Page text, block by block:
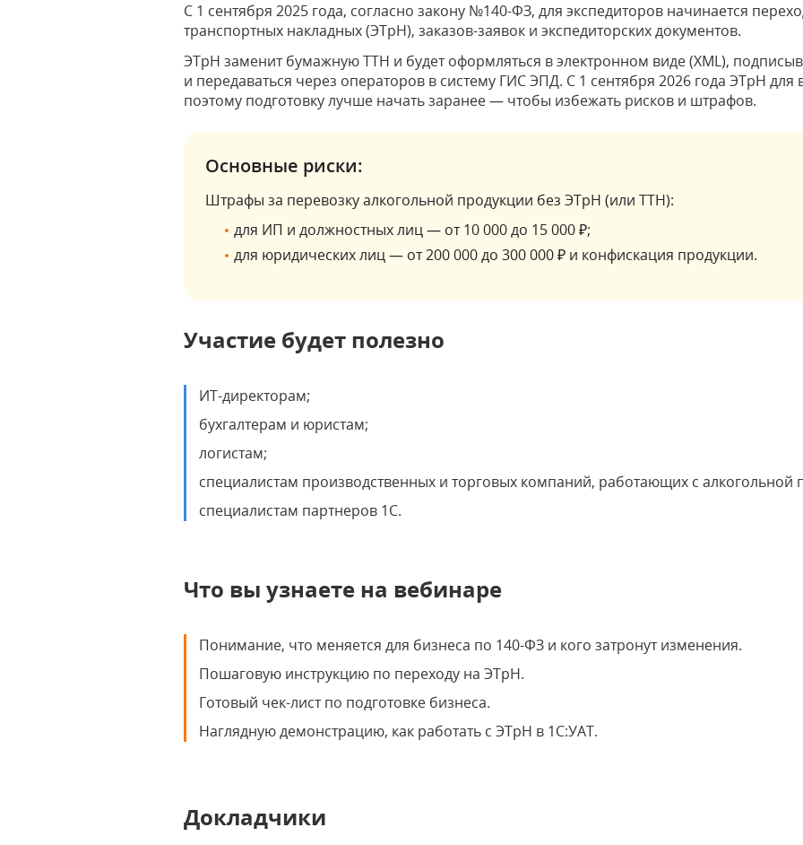
С 1 сентября 2025 года, согласно закону №140-ФЗ, для экспедиторов начинается
транспортных накладных (ЭТрН), заказов-заявок и экспедиторских документов.
ЭТрН заменит бумажную ТТН и будет оформляться в электронном виде (XML),
и передаваться через операторов в систему ГИС ЭПД. С 1 сентября 2026 года ЭТрН для
поэтому подготовку лучше начать заранее — чтобы избежать рисков и штрафов.
Основные риски:
Штрафы за перевозку алкогольной продукции без ЭТрН (или ТТН):
для ИП и должностных лиц — от 10 000 до 15 000 ₽;
для юридических лиц — от 200 000 до 300 000 ₽ и конфискация продукции.
Участие будет полезно
ИT-директорам;
бухгалтерам и юристам;
логистам;
специалистам производственных и торговых компаний, работающих с алкогольной
специалистам партнеров 1С.
Что вы узнаете на вебинаре
Понимание, что меняется для бизнеса по 140-ФЗ и кого затронут изменения.
Пошаговую инструкцию по переходу на ЭТрН.
Готовый чек-лист по подготовке бизнеса.
Наглядную демонстрацию, как работать с ЭТрН в 1С:УАТ.
Докладчики